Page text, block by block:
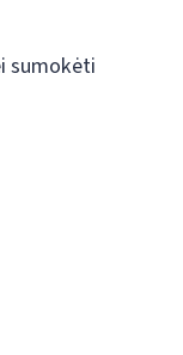
sumokėti